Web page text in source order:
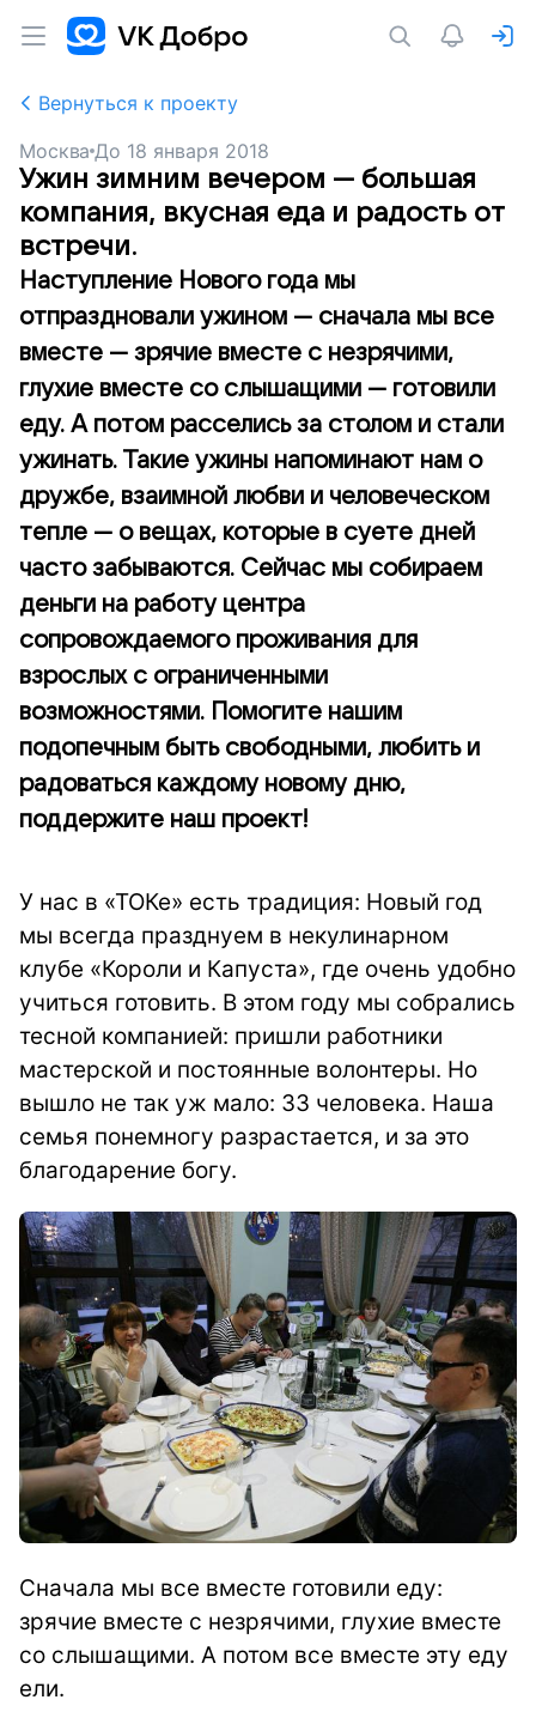
Вернуться к проекту
Москва До 18 января 2018
Ужин зимним вечером — большая
компания, вкусная еда и радость от
встречи.
Наступление Нового года мы
отпраздновали ужином — сначала мы все
вместе — зрячие вместе с незрячими,
глухие вместе со слышащими — готовили
еду. А потом расселись за столом и стали
ужинать. Такие ужины напоминают нам о
дружбе, взаимной любви и человеческом
тепле — о вещах, которые в суете дней
часто забываются. Сейчас мы собираем
деньги на работу центра
сопровождаемого проживания для
взрослых с ограниченными
возможностями. Помогите нашим
подопечным быть свободными, любить и
радоваться каждому новому дню,
поддержите наш проект!
У нас в «ТОКе» есть традиция: Новый год
мы всегда празднуем в некулинарном
клубе «Короли и Капуста», где очень удобно
учиться готовить. В этом году мы собрались
тесной компанией: пришли работники
мастерской и постоянные волонтеры. Но
вышло не так уж мало: 33 человека. Наша
семья понемногу разрастается, и за это
благодарение богу.
Сначала мы все вместе готовили еду:
зрячие вместе с незрячими, глухие вместе
со слышащими. А потом все вместе эту еду
ели.